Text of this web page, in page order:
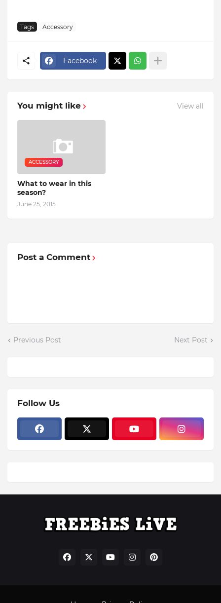
Tags Accessory
Facebook
You might like View all
ACCESSORY
What to wear in this
season?
June 25, 2015
Post a Comment
Previous Post Next Post
Follow Us